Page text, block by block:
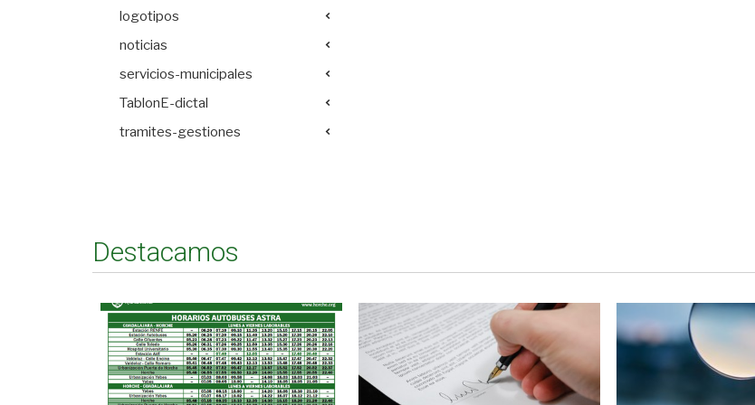
logotipos
noticias
servicios-municipales
TablonE-dictal
tramites-gestiones
Destacamos